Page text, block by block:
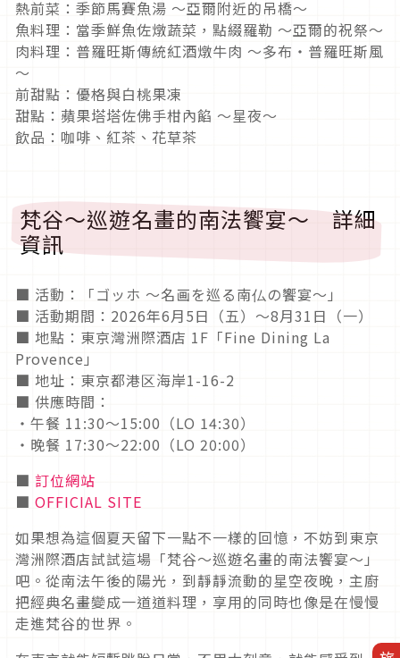
熱前菜：季節馬賽魚湯 ～亞爾附近的吊橋～
魚料理：當季鮮魚佐燉蔬菜，點綴羅勒 ～亞爾的祝祭～
肉料理：普羅旺斯傳統紅酒燉牛肉 ～多布・普羅旺斯風
～
前甜點：優格與白桃果凍
甜點：蘋果塔塔佐佛手柑內餡 ～星夜～
飲品：咖啡、紅茶、花草茶
梵谷～巡遊名畫的南法饗宴～ 詳細
資訊
■ 活動：「ゴッホ 〜名画を巡る南仏の饗宴〜」
■ 活動期間：2026年6月5日（五）～8月31日（一）
■ 地點：東京灣洲際酒店 1F「Fine Dining La
Provence」
■ 地址：東京都港区海岸1-16-2
■ 供應時間：
・午餐 11:30～15:00（LO 14:30）
・晚餐 17:30～22:00（LO 20:00）
■ 訂位網站
■ OFFICIAL SITE
如果想為這個夏天留下一點不一樣的回憶，不妨到東京
灣洲際酒店試試這場「梵谷～巡遊名畫的南法饗宴～」
吧。從南法午後的陽光，到靜靜流動的星空夜晚，主廚
把經典名畫變成一道道料理，享用的同時也像是在慢慢
走進梵谷的世界。